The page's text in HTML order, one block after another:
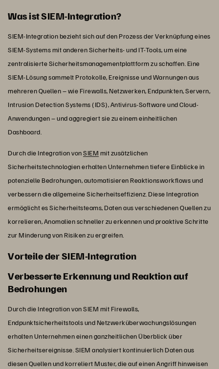
Was ist SIEM-Integration?
SIEM-Integration bezieht sich auf den Prozess der Verknüpfung eines
SIEM-Systems mit anderen Sicherheits- und IT-Tools, um eine
zentralisierte Sicherheitsmanagementplattform zu schaffen. Eine
SIEM-Lösung sammelt Protokolle, Ereignisse und Warnungen aus
mehreren Quellen – wie Firewalls, Netzwerken, Endpunkten, Servern,
Intrusion Detection Systems (IDS), Antivirus-Software und Cloud-
Anwendungen – und aggregiert sie zu einem einheitlichen
Dashboard.
Durch die Integration vonSIEM mit zusätzlichen
Sicherheitstechnologien erhalten Unternehmen tiefere Einblicke in
potenzielle Bedrohungen, automatisieren Reaktionsworkflows und
verbessern die allgemeine Sicherheitseffizienz. Diese Integration
ermöglicht es Sicherheitsteams, Daten aus verschiedenen Quellen zu
korrelieren, Anomalien schneller zu erkennen und proaktive Schritte
zur Minderung von Risiken zu ergreifen.
Vorteile der SIEM-Integration
Verbesserte Erkennung und Reaktion auf
Bedrohungen
Durch die Integration von SIEM mit Firewalls,
Endpunktsicherheitstools und Netzwerküberwachungslösungen
erhalten Unternehmen einen ganzheitlichen Überblick über
Sicherheitsereignisse. SIEM analysiert kontinuierlich Daten aus
diesen Quellen und korreliert Muster, die auf einen Angriff hinweisen